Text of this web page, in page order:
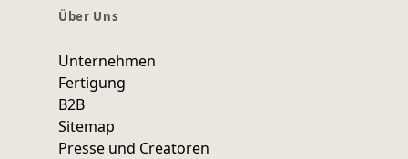
Über Uns
Unternehmen
Fertigung
B2B
Sitemap
Presse und Creatoren